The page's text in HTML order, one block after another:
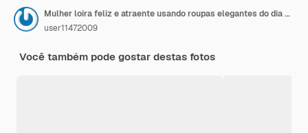
Mulher loira feliz e atraente usando roupas elegantes do dia a dia e óculos de sol modernos
user11472009
Você também pode gostar destas fotos